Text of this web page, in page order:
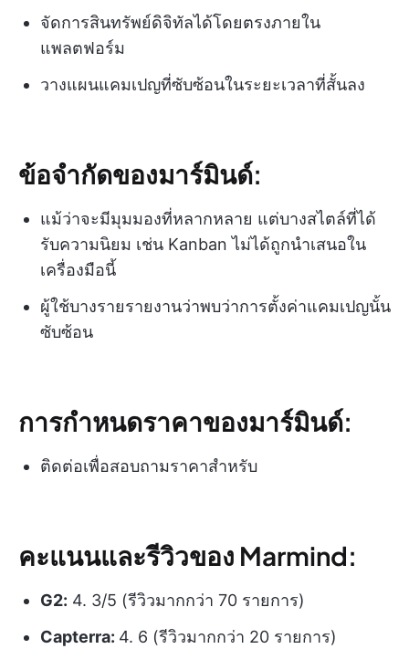
จัดการสินทรัพย์ดิจิทัลได้โดยตรงภายใน
แพลตฟอร์ม
วางแผนแคมเปญที่ซับซ้อนในระยะเวลาที่สั้นลง
ข้อจำกัดของมาร์มินด์:
แม้ว่าจะมีมุมมองที่หลากหลาย แต่บางสไตล์ที่ได้
รับความนิยม เช่น Kanban ไม่ได้ถูกนำเสนอใน
เครื่องมือนี้
ผู้ใช้บางรายรายงานว่าพบว่าการตั้งค่าแคมเปญนั้น
ซับซ้อน
การกำหนดราคาของมาร์มินด์:
ติดต่อเพื่อสอบถามราคาสำหรับ
คะแนนและรีวิวของ Marmind:
G2: 4. 3/5 (รีวิวมากกว่า 70 รายการ)
Capterra: 4. 6 (รีวิวมากกว่า 20 รายการ)